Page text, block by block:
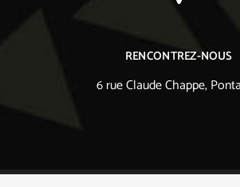
RENCONTREZ-NOUS
6 rue Claude Chappe,